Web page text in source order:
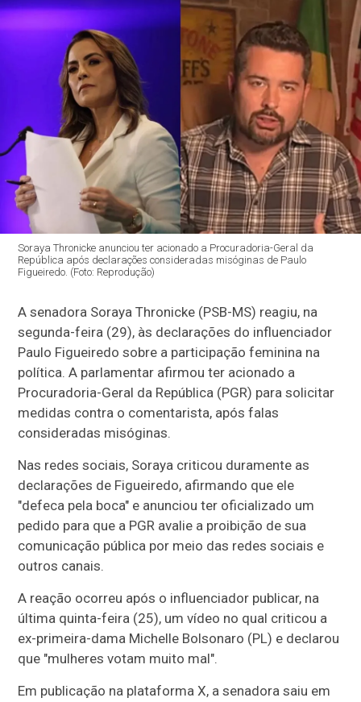
Soraya Thronicke anunciou ter acionado a Procuradoria-Geral da
República após declarações consideradas misóginas de Paulo
Figueiredo. (Foto: Reprodução)
A senadora Soraya Thronicke (PSB-MS) reagiu, na
segunda-feira (29), às declarações do influenciador
Paulo Figueiredo sobre a participação feminina na
política. A parlamentar afirmou ter acionado a
Procuradoria-Geral da República (PGR) para solicitar
medidas contra o comentarista, após falas
consideradas misóginas.
Nas redes sociais, Soraya criticou duramente as
declarações de Figueiredo, afirmando que ele
"defeca pela boca" e anunciou ter oficializado um
pedido para que a PGR avalie a proibição de sua
comunicação pública por meio das redes sociais e
outros canais.
A reação ocorreu após o influenciador publicar, na
última quinta-feira (25), um vídeo no qual criticou a
ex-primeira-dama Michelle Bolsonaro (PL) e declarou
que "mulheres votam muito mal".
Em publicação na plataforma X, a senadora saiu em